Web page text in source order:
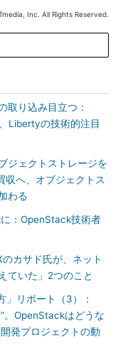
Inc. All Rights Reserved.
取り込み目立つ：
Libertyの技術的注目
ジェクトストレージを
へ、オブジェクトス
わる
：OpenStack技術者
カサド氏が、ネット
ていた」2つのこと
」リポート（3）：
。OpenStackはどうな
発プロジェクトの動